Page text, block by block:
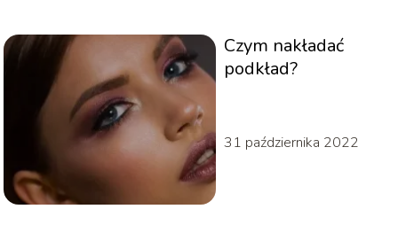
Czym nakładać
podkład?
31 października 2022